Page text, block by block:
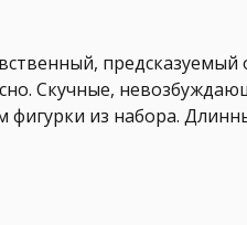
предсказуемый
Скучные,
фигурки из набора.